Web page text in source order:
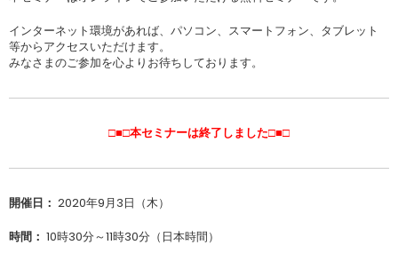
インターネット環境があれば、パソコン、スマートフォン、タブレット
等からアクセスいただけます。
みなさまのご参加を心よりお待ちしております。
□■□本セミナーは終了しました□■□
開催日： 2020年9月3日（木）
時間： 10時30分～11時30分（日本時間）